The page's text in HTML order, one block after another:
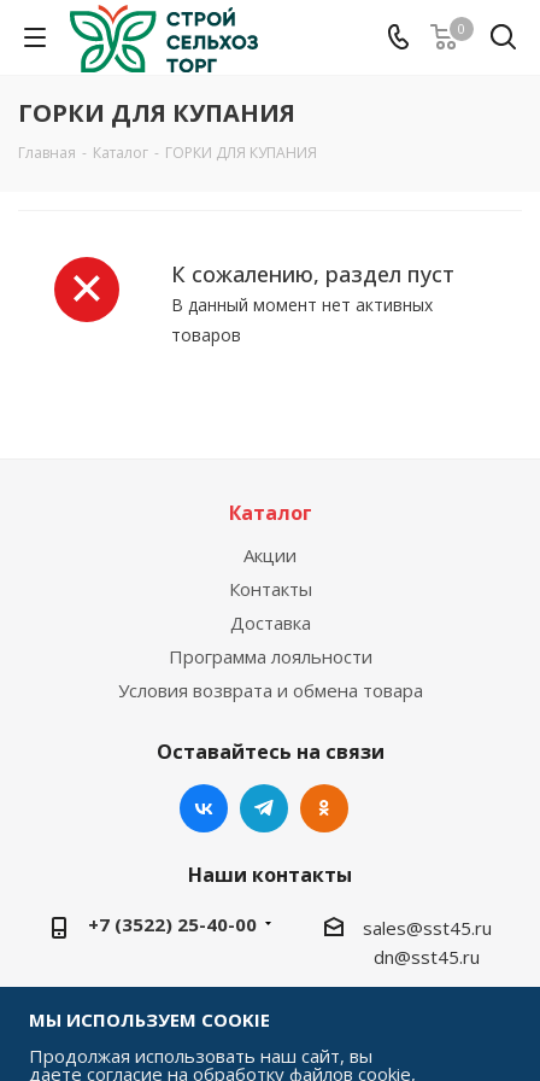
0
ГОРКИ ДЛЯ КУПАНИЯ
Главная - Каталог - ГОРКИ ДЛЯ КУПАНИЯ
К сожалению, раздел пуст
В данный момент нет активных
товаров
Каталог
Акции
Контакты
Доставка
Программа лояльности
Условия возврата и обмена товара
Оставайтесь на связи
Наши контакты
+7 (3522) 25-40-00
sales@sst45.ru
dn@sst45.ru
640027, Россия, г.Курган, ул.Омская 76а
МЫ ИСПОЛЬЗУЕМ COOKIE
Продолжая использовать наш сайт, вы
даете согласие на обработку файлов cookie,